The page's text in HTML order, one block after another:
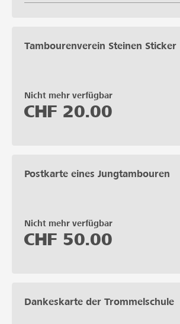
Tambourenverein Steinen Sticker
Nicht mehr verfügbar
CHF 20.00
Postkarte eines Jungtambouren
Nicht mehr verfügbar
CHF 50.00
Dankeskarte der Trommelschule